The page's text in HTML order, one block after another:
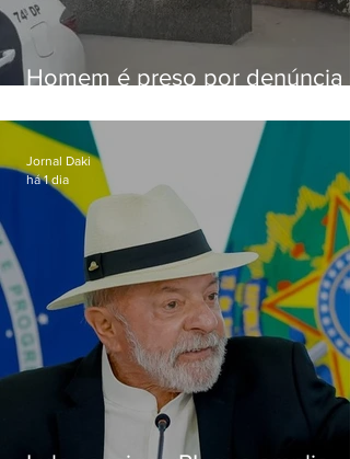
Homem é preso por denúncia
Alcântara
Jornal Daki
há 1 dia